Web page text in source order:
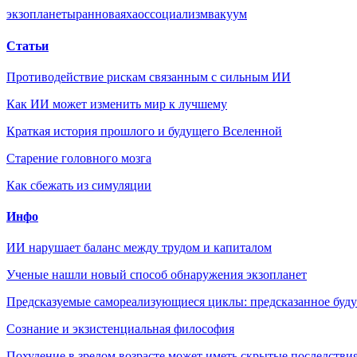
экзопланетыранноваяхаоссоциализмвакуум
Статьи
Противодействие рискам связанным с сильным ИИ
Как ИИ может изменить мир к лучшему
Краткая история прошлого и будущего Вселенной
Старение головного мозга
Как сбежать из симуляции
Инфо
ИИ нарушает баланс между трудом и капиталом
Ученые нашли новый способ обнаружения экзопланет
Предсказуемые самореализующиеся циклы: предсказанное
Сознание и экзистенциальная философия